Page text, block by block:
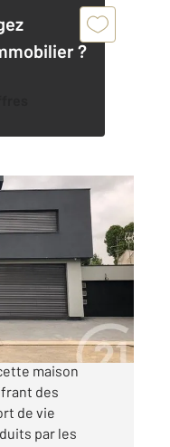
?
de toutes
maison
des
de vie
par les